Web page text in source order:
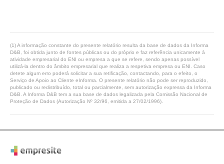
(1) A informação constante do presente relatório resulta da base de dados da Informa
D&B, foi obtida junto de fontes públicas ou do próprio e faz referência unicamente à
atividade empresarial do ENI ou empresa a que se refere, sendo apenas possível
utilizá-la dentro do âmbito empresarial que realiza a respetiva empresa ou ENI. Caso
detete algum erro poderá solicitar a sua retificação, contactando, para o efeito, o
Serviço de Apoio ao Cliente eInforma. O presente relatório não pode ser reproduzido,
publicado ou redistribuído, total ou parcialmente, sem autorização expressa da Informa
D&B. A Informa D&B tem a sua base de dados legalizada pela Comissão Nacional de
Proteção de Dados (Autorização Nº 32/96, emitida a 27/02/1996).